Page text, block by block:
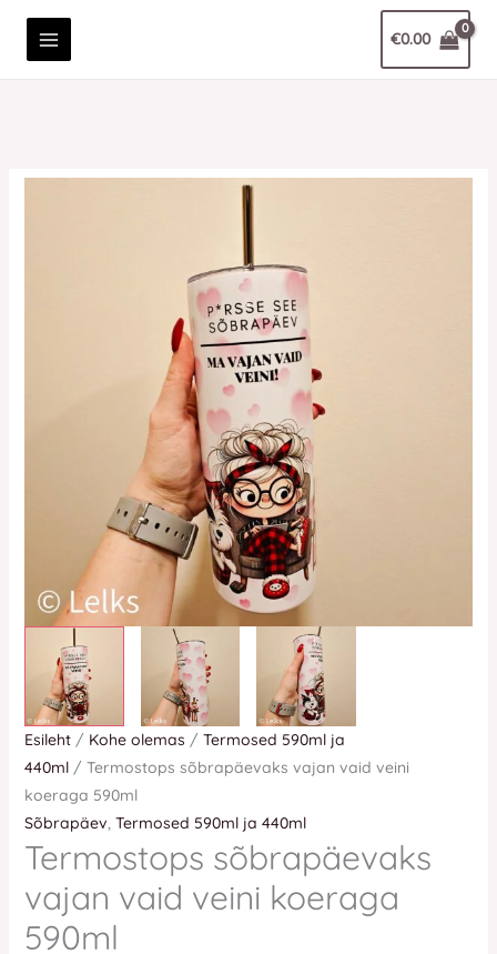
content
€0.00
Esileht/ Kohe olemas / Termosed 590ml ja
440ml/ Termostops sõbrapäevaks vajan vaid veini
koeraga 590ml
Sõbrapäev, Termosed 590ml ja 440ml
Termostops sõbrapäevaks
vajan vaid veini koeraga
590ml
sõbrapäevaks
vajan
590ml